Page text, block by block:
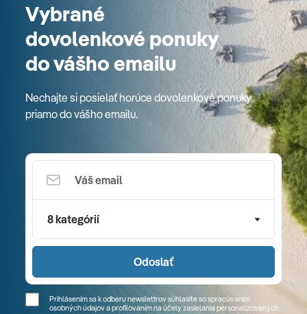
Vybrané
dovolenkové ponuky
do vášho emailu
Nechajte si posielať horúce dovolenkové ponuky
priamo do vášho emailu.
8 kategórií
Odoslať
Prihlásením sa k odberu newslettrov súhlasíte so spracúvaním
osobných údajov a profilovaním na účely zasielania personalizovaných